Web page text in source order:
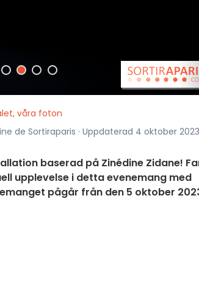
våra foton
de Sortiraparis · Uppdaterad 4 oktober
baserad på Zinédine Zidane!
upplevelse i detta evenemang med
pågår från den 5 oktober